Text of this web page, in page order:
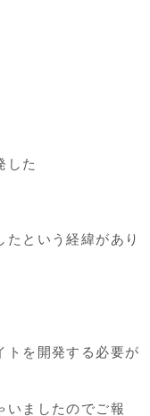
した
たという経緯があり
トを開発する必要が
いましたのでご報